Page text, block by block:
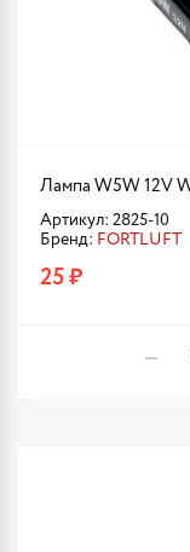
Лампа W5W 12V
Артикул: 2825-10
Бренд: FORTLUFT
25 ₽